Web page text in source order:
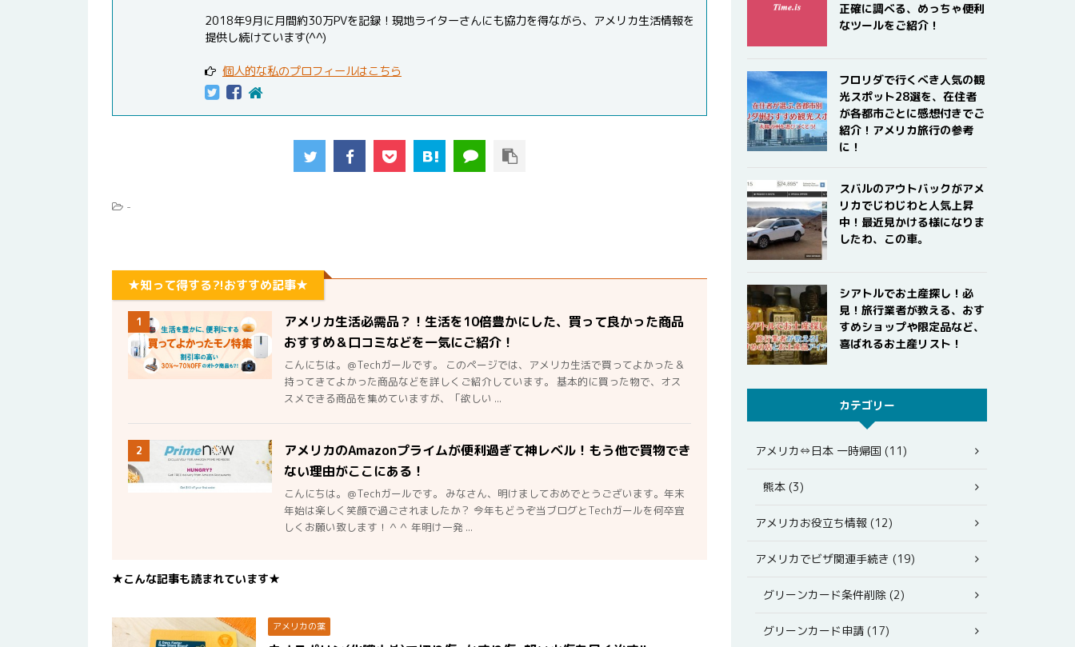
2018年9月に月間約30万PVを記録！現地ライターさんにも協力を得ながら、アメリカ生活情報を
提供し続けています(^^)
個人的な私のプロフィールはこちら
-
★知って得する?!おすすめ記事★
1
アメリカ生活必需品？！生活を10倍豊かにした、買って良かった商品
おすすめ＆口コミなどを一気にご紹介！
こんにちは。＠Techガールです。 このページでは、アメリカ生活で買ってよかった＆
持ってきてよかった商品などを詳しくご紹介しています。 基本的に買った物で、オス
スメできる商品を集めていますが、「欲しい ...
2
アメリカのAmazonプライムが便利過ぎて神レベル！もう他で買物でき
ない理由がここにある！
こんにちは。＠Techガールです。 みなさん、明けましておめでとうございます。年末
年始は楽しく笑顔で過ごされましたか？ 今年もどうぞ当ブログとTechガールを何卒宜
しくお願い致します！＾＾ 年明け一発 ...
★こんな記事も読まれています★
アメリカの薬
正確に調べる、めっちゃ便利
なツールをご紹介！
フロリダで行くべき人気の観
光スポット28選を、在住者
が各都市ごとに感想付きでご
紹介！アメリカ旅行の参考
に！
スバルのアウトバックがアメ
リカでじわじわと人気上昇
中！最近見かける様になりま
したわ、この車。
シアトルでお土産探し！必
見！旅行業者が教える、おす
すめショップや限定品など、
喜ばれるお土産リスト！
カテゴリー
アメリカ⇔日本 一時帰国 (11)
熊本 (3)
アメリカお役立ち情報 (12)
アメリカでビザ関連手続き (19)
グリーンカード条件削除 (2)
グリーンカード申請 (17)